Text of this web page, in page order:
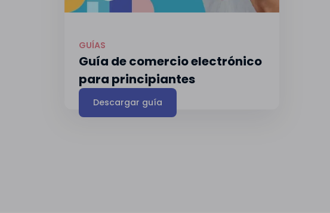
GUÍAS
Guía de comercio electrónico
para principiantes
Descargar guía